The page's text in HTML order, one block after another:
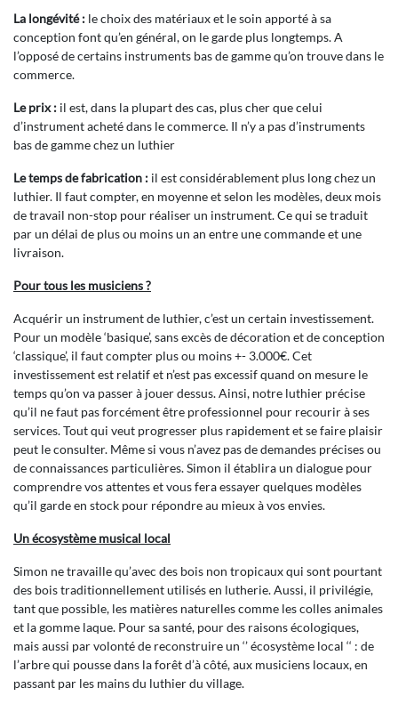
La longévité : le choix des matériaux et le soin apporté à sa
conception font qu’en général, on le garde plus longtemps. A
l’opposé de certains instruments bas de gamme qu’on trouve dans le
commerce.
Le prix : il est, dans la plupart des cas, plus cher que celui
d’instrument acheté dans le commerce. Il n’y a pas d’instruments
bas de gamme chez un luthier
Le temps de fabrication : il est considérablement plus long chez un
luthier. Il faut compter, en moyenne et selon les modèles, deux mois
de travail non-stop pour réaliser un instrument. Ce qui se traduit
par un délai de plus ou moins un an entre une commande et une
livraison.
Pour tous les musiciens ?
Acquérir un instrument de luthier, c’est un certain investissement.
Pour un modèle ‘basique’, sans excès de décoration et de conception
‘classique’, il faut compter plus ou moins +- 3.000€. Cet
investissement est relatif et n’est pas excessif quand on mesure le
temps qu’on va passer à jouer dessus. Ainsi, notre luthier précise
qu’il ne faut pas forcément être professionnel pour recourir à ses
services. Tout qui veut progresser plus rapidement et se faire plaisir
peut le consulter. Même si vous n’avez pas de demandes précises ou
de connaissances particulières. Simon il établira un dialogue pour
comprendre vos attentes et vous fera essayer quelques modèles
qu’il garde en stock pour répondre au mieux à vos envies.
Un écosystème musical local
Simon ne travaille qu’avec des bois non tropicaux qui sont pourtant
des bois traditionnellement utilisés en lutherie. Aussi, il privilégie,
tant que possible, les matières naturelles comme les colles animales
et la gomme laque. Pour sa santé, pour des raisons écologiques,
mais aussi par volonté de reconstruire un ‘’ écosystème local ‘‘ : de
l’arbre qui pousse dans la forêt d’à côté, aux musiciens locaux, en
passant par les mains du luthier du village.